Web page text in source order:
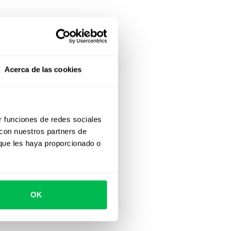
Acerca de las cookies
funciones de redes sociales
nuestros partners de
les haya proporcionado o
OK